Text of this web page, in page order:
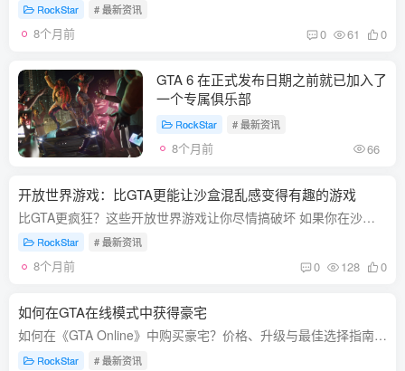
RockStar # 最新资讯
8个月前 0 61 0
GTA 6 在正式发布日期之前就已加入了
一个专属俱乐部
RockStar # 最新资讯
8个月前 66
开放世界游戏：比GTA更能让沙盒混乱感变得有趣的游戏
比GTA更疯狂？这些开放世界游戏让你尽情搞破坏 如果你在沙盒或开放世界游戏中追求一点混乱与乐趣，《侠盗猎车手5》（ GTA 5 ）无疑是人气之王。但这并不意味着它就是最顶级的“混乱模拟器”。凭...
RockStar # 最新资讯
8个月前 0 128 0
如何在GTA在线模式中获得豪宅
如何在《GTA Online》中购买豪宅？价格、升级与最佳选择指南 在《GTA Online》中，豪宅不仅是身份的象征，更是提升你犯罪帝国效率的重要资产。本文将详细介绍三座可购豪宅的价格（含全部升级费...
RockStar # 最新资讯